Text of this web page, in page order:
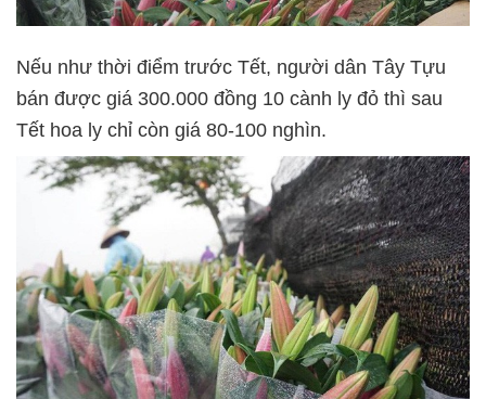
Nếu như thời điểm trước Tết, người dân Tây Tựu
bán được giá 300.000 đồng 10 cành ly đỏ thì sau
Tết hoa ly chỉ còn giá 80-100 nghìn.